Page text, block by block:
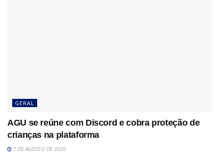
GERAL
AGU se reúne com Discord e cobra proteção de
crianças na plataforma
7 DE AGOSTO DE 2026